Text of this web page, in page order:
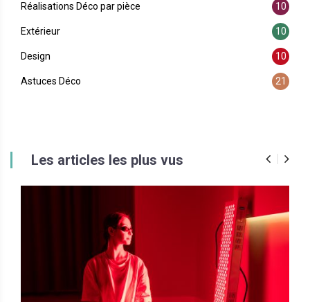
Réalisations Déco par pièce 10
Extérieur 10
Design 10
Astuces Déco 21
Les articles les plus vus